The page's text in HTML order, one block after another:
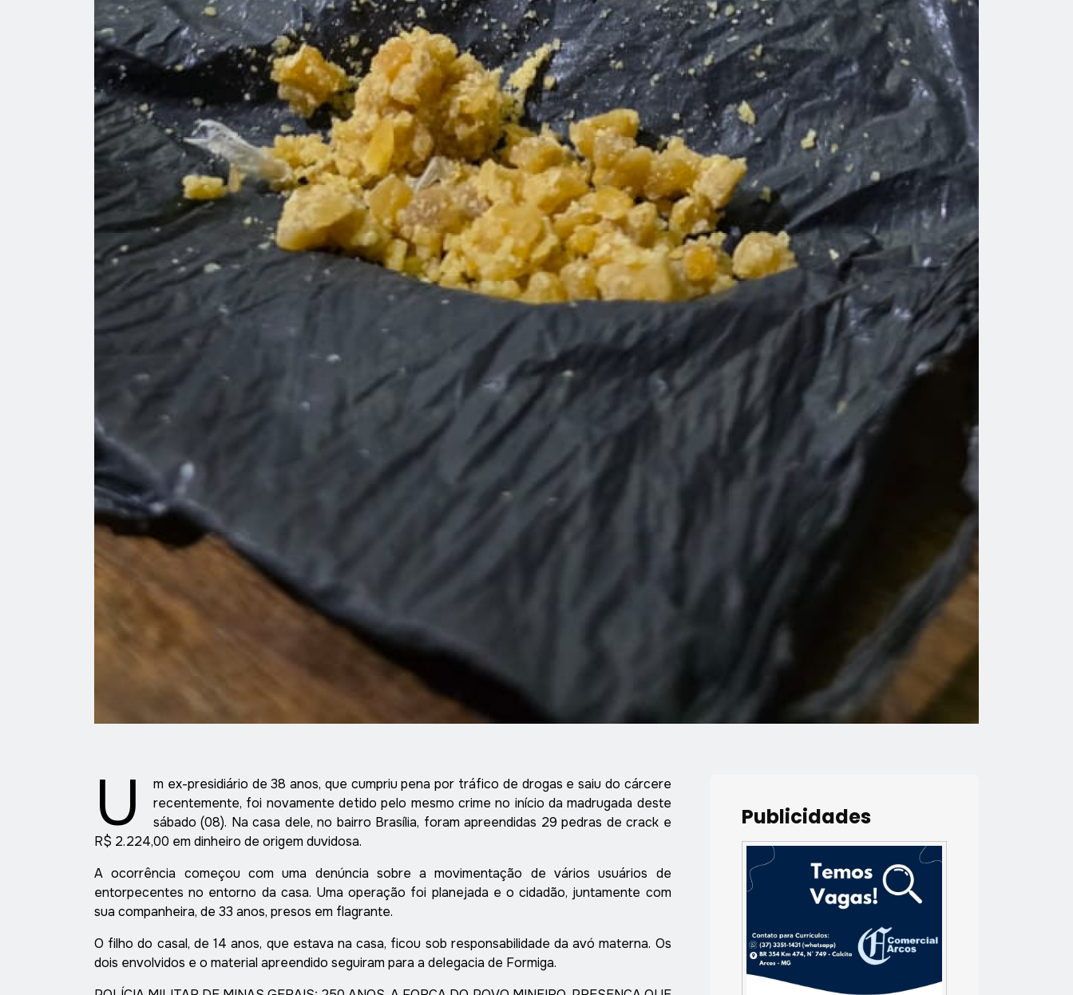
U
m ex-presidiário de 38 anos, que cumpriu pena por tráfico de drogas e saiu do cárcere
recentemente, foi novamente detido pelo mesmo crime no início da madrugada deste
sábado (08). Na casa dele, no bairro Brasília, foram apreendidas 29 pedras de crack e
R$ 2.224,00 em dinheiro de origem duvidosa.
A ocorrência começou com uma denúncia sobre a movimentação de vários usuários de
entorpecentes no entorno da casa. Uma operação foi planejada e o cidadão, juntamente com
sua companheira, de 33 anos, presos em flagrante.
O filho do casal, de 14 anos, que estava na casa, ficou sob responsabilidade da avó materna. Os
dois envolvidos e o material apreendido seguiram para a delegacia de Formiga.
Publicidades